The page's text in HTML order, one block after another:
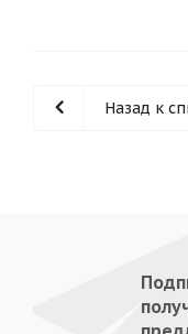
Назад к